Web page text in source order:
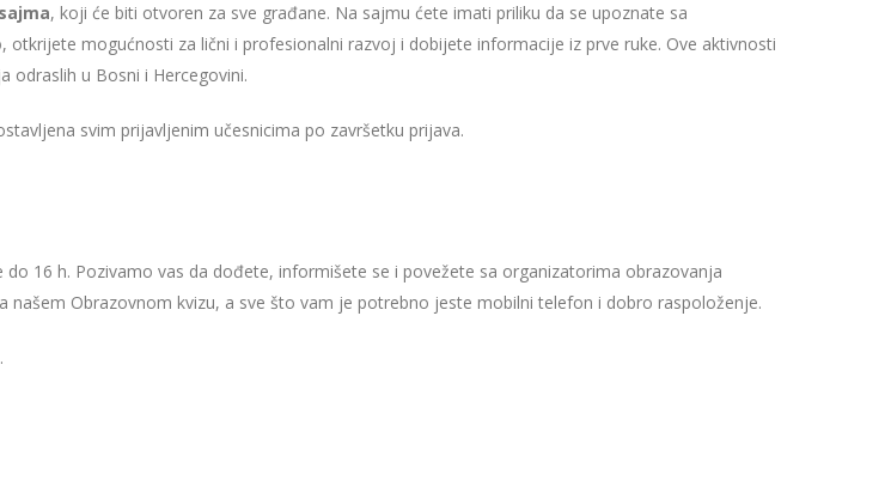
, koji će biti otvoren za sve građane. Na sajmu ćete imati priliku da se upoznate sa
mogućnosti za lični i profesionalni razvoj i dobijete informacije iz prve ruke. Ove aktivnosti
odraslih u Bosni i Hercegovini.
svim prijavljenim učesnicima po završetku prijava.
16 h. Pozivamo vas da dođete, informišete se i povežete sa organizatorima obrazovanja
Obrazovnom kvizu, a sve što vam je potrebno jeste mobilni telefon i dobro raspoloženje.
.